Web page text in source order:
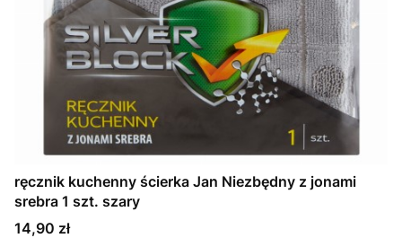
ręcznik kuchenny ścierka Jan Niezbędny z jonami
srebra 1 szt. szary
Cena
14,90 zł